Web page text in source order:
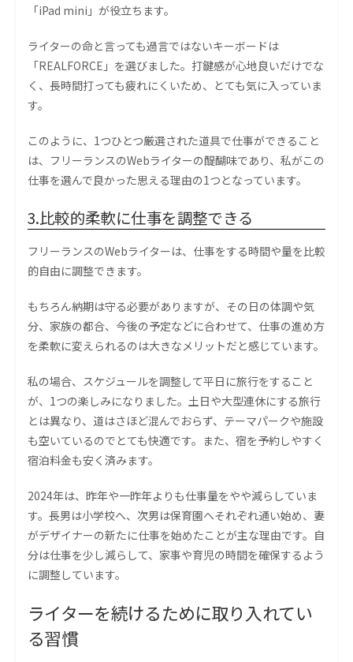
「iPad mini」が役立ちます。
ライターの命と言っても過言ではないキーボードは
「REALFORCE」を選びました。打鍵感が心地良いだけでな
く、長時間打っても疲れにくいため、とても気に入っていま
す。
このように、1つひとつ厳選された道具で仕事ができること
は、フリーランスのWebライターの醍醐味であり、私がこの
仕事を選んで良かった思える理由の1つとなっています。
3.比較的柔軟に仕事を調整できる
フリーランスのWebライターは、仕事をする時間や量を比較
的自由に調整できます。
もちろん納期は守る必要がありますが、その日の体調や気
分、家族の都合、今後の予定などに合わせて、仕事の進め方
を柔軟に変えられるのは大きなメリットだと感じています。
私の場合、スケジュールを調整して平日に旅行をすること
が、1つの楽しみになりました。土日や大型連休にする旅行
とは異なり、道はさほど混んでおらず、テーマパークや施設
も空いているのでとても快適です。また、宿を予約しやすく
宿泊料金も安く済みます。
2024年は、昨年や一昨年よりも仕事量をやや減らしていま
す。長男は小学校へ、次男は保育園へそれぞれ通い始め、妻
がデザイナーの新たに仕事を始めたことが主な理由です。自
分は仕事を少し減らして、家事や育児の時間を確保するよう
に調整しています。
ライターを続けるために取り入れてい
る習慣